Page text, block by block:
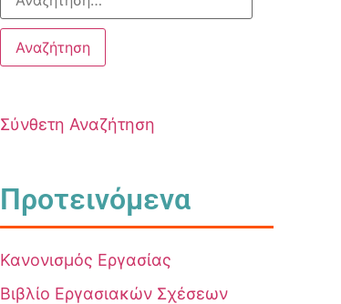
Σύνθετη Αναζήτηση
Προτεινόμενα
Κανονισμός Εργασίας
Βιβλίο Εργασιακών Σχέσεων